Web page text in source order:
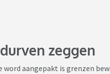
zeggen
aangepakt is grenzen